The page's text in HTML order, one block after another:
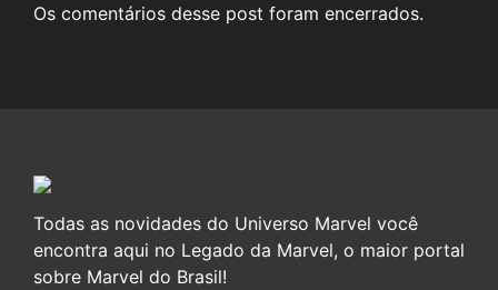
Os comentários desse post foram encerrados.
Todas as novidades do Universo Marvel você
encontra aqui no Legado da Marvel, o maior portal
sobre Marvel do Brasil!